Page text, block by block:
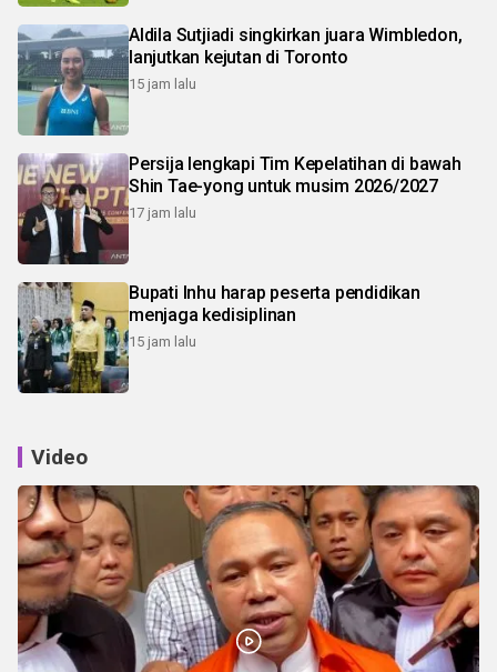
Aldila Sutjiadi singkirkan juara Wimbledon,
lanjutkan kejutan di Toronto
15 jam lalu
Persija lengkapi Tim Kepelatihan di bawah
Shin Tae-yong untuk musim 2026/2027
17 jam lalu
Bupati Inhu harap peserta pendidikan
menjaga kedisiplinan
15 jam lalu
Video